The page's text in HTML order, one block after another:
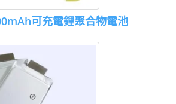
可充電鋰聚合物電池